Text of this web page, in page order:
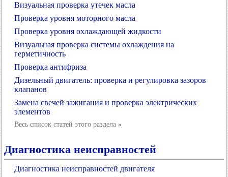
Визуальная проверка утечек масла
Проверка уровня моторного масла
Проверка уровня охлаждающей жидкости
Визуальная проверка системы охлаждения на
герметичность
Проверка антифриза
Дизельный двигатель: проверка и регулировка зазоров
клапанов
Замена свечей зажигания и проверка электрических
элементов
Весь список статей этого раздела »
Диагностика неисправностей
Диагностика неисправностей двигателя